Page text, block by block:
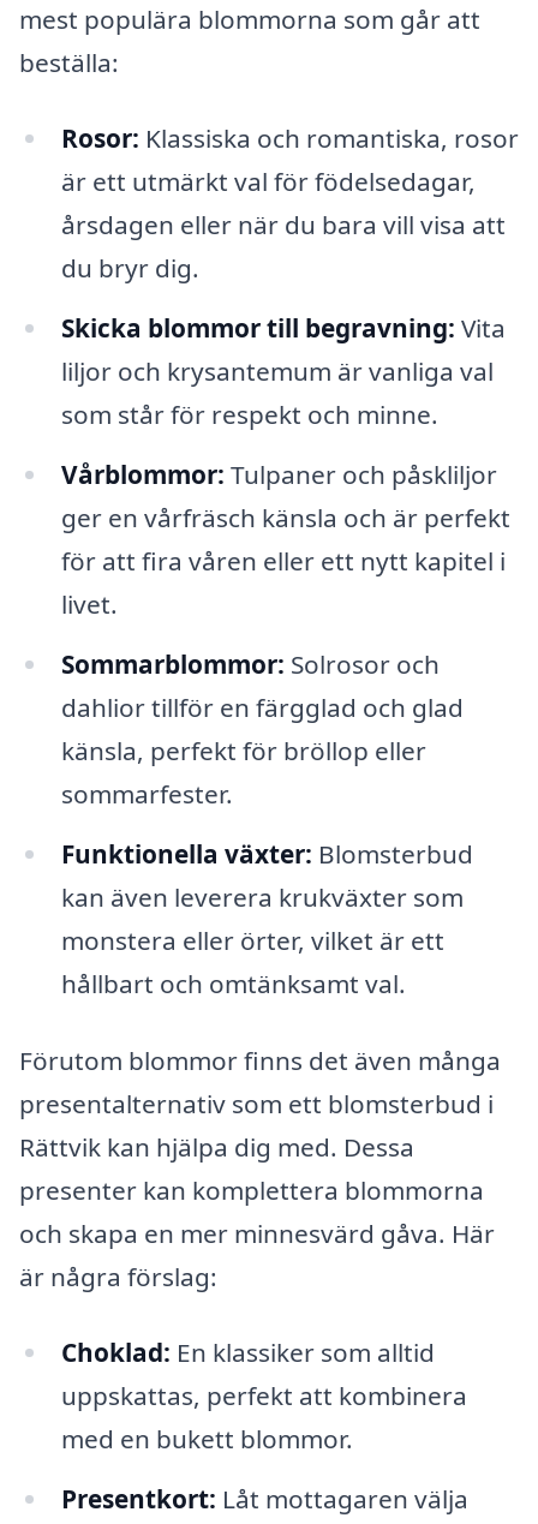
mest populära blommorna som går att
beställa:
Rosor: Klassiska och romantiska, rosor
är ett utmärkt val för födelsedagar,
årsdagen eller när du bara vill visa att
du bryr dig.
Skicka blommor till begravning: Vita
liljor och krysantemum är vanliga val
som står för respekt och minne.
Vårblommor: Tulpaner och påskliljor
ger en vårfräsch känsla och är perfekt
för att fira våren eller ett nytt kapitel i
livet.
Sommarblommor: Solrosor och
dahlior tillför en färgglad och glad
känsla, perfekt för bröllop eller
sommarfester.
Funktionella växter: Blomsterbud
kan även leverera krukväxter som
monstera eller örter, vilket är ett
hållbart och omtänksamt val.
Förutom blommor finns det även många
presentalternativ som ett blomsterbud i
Rättvik kan hjälpa dig med. Dessa
presenter kan komplettera blommorna
och skapa en mer minnesvärd gåva. Här
är några förslag:
Choklad: En klassiker som alltid
uppskattas, perfekt att kombinera
med en bukett blommor.
Presentkort: Låt mottagaren välja